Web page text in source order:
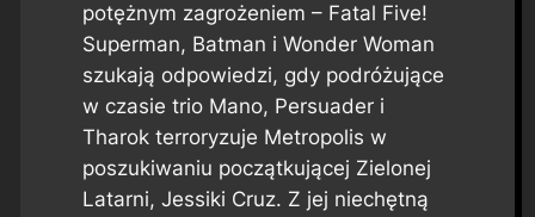
potężnym zagrożeniem – Fatal Five!
Superman, Batman i Wonder Woman
szukają odpowiedzi, gdy podróżujące
w czasie trio Mano, Persuader i
Tharok terroryzuje Metropolis w
poszukiwaniu początkującej Zielonej
Latarni, Jessiki Cruz. Z jej niechętną